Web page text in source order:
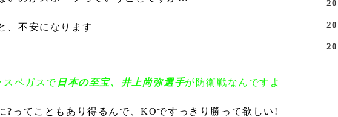
、不安になります
スベガスで日本の至宝、井上尚弥選手が防衛戦なんですよ
?ってこともあり得るんで、KOですっきり勝って欲しい!